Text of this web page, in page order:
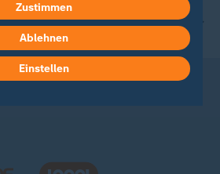
widerrufen oder ändern.
Impressum.
findest du in unserer
Zustimmen
Ablehnen
Einstellen